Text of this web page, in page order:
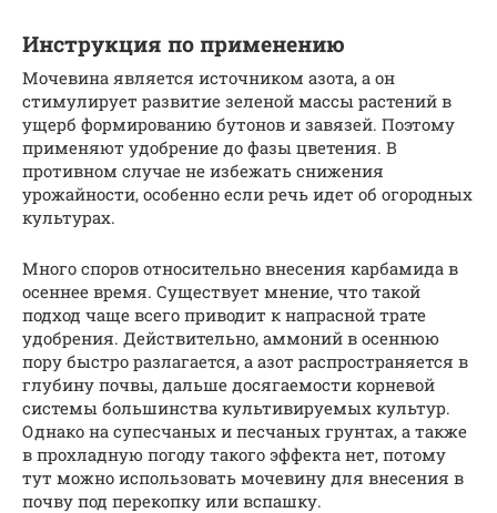
Инструкция по применению
Мочевина является источником азота, а он
стимулирует развитие зеленой массы растений в
ущерб формированию бутонов и завязей. Поэтому
применяют удобрение до фазы цветения. В
противном случае не избежать снижения
урожайности, особенно если речь идет об огородных
культурах.
Много споров относительно внесения карбамида в
осеннее время. Существует мнение, что такой
подход чаще всего приводит к напрасной трате
удобрения. Действительно, аммоний в осеннюю
пору быстро разлагается, а азот распространяется в
глубину почвы, дальше досягаемости корневой
системы большинства культивируемых культур.
Однако на супесчаных и песчаных грунтах, а также
в прохладную погоду такого эффекта нет, потому
тут можно использовать мочевину для внесения в
почву под перекопку или вспашку.